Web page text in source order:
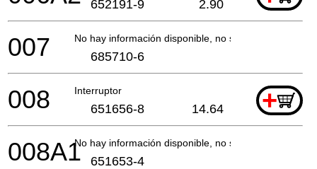
652191-9 2.90
No hay información disponible, no se puede pedir
007 685710-6
Interruptor +
008 651656-8 14.64
No hay información disponible, no se puede pedir
008A1 651653-4